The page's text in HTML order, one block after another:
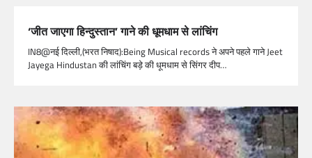
‘जीत जाएगा हिन्दुस्तान’ गाने की धूमधाम से लांचिंग
IN8@नई दिल्ली,(भरत निषाद):Being Musical records ने अपने पहले गाने Jeet
Jayega Hindustan की लांचिंग बड़े की धूमधाम से सिंगर दीप…